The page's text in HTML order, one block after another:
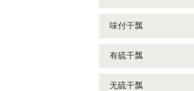
味付干瓢
有硫干瓢
无硫干瓢